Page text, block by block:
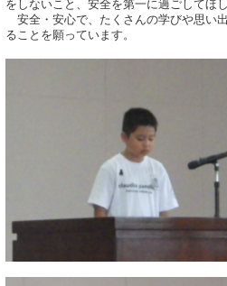
をしないこと、安全を第一に過ごしてほ
安全・安心で、たくさんの学びや思い
ることを願っています。